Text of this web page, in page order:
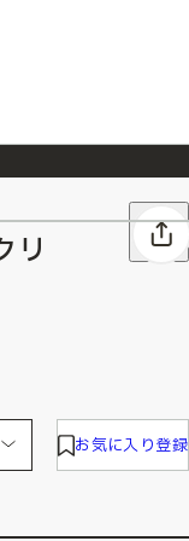
期のご案内
リ
お気に入り登録